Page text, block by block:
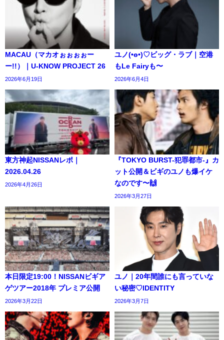
MACAU（マカオぉぉぉぉー
ー!!）｜U-KNOW PROJECT 26
2026年6月19日
ユノ(•ө•)♡ビッグ・ラブ｜空港
もLe Fairyも〜
2026年6月4日
東方神起NISSANレポ｜
2026.04.26
2026年4月26日
『TOKYO BURST-犯罪都市-』カ
ット公開＆ビギのユノも爆イケ
なのです〜🙌
2026年3月27日
本日限定19:00！NISSANビギア
ゲツアー2018年 プレミア公開
2026年3月22日
ユノ｜20年間誰にも言っていな
い秘密♡IDENTITY
2026年3月7日